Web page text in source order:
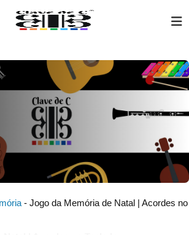
- Jogo da Memória de Natal | Acordes no